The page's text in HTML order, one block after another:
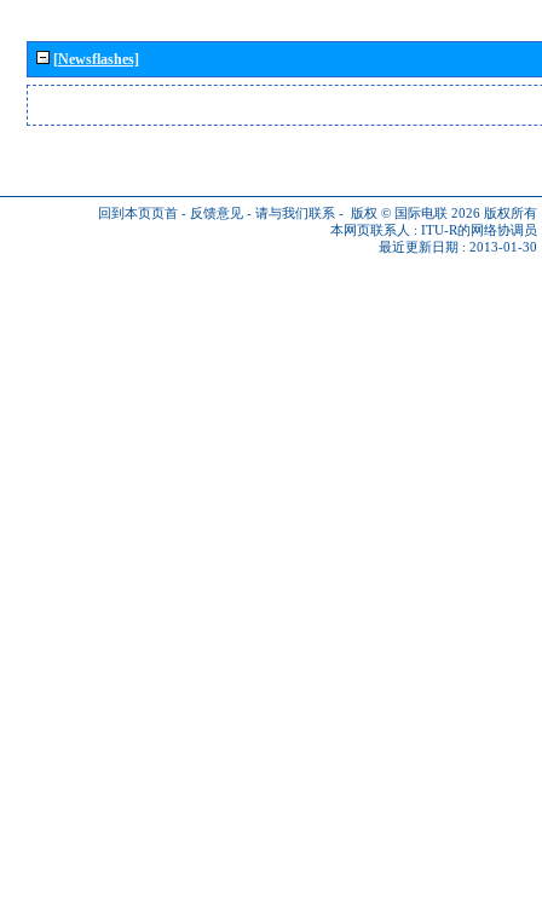
[Newsflashes]
回到本页页首 - 反馈意见 - 请与我们联系 - 版权 © 国际电联 2026 版权所有
本网页联系人 : ITU-R的网络协调员
最近更新日期 : 2013-01-30